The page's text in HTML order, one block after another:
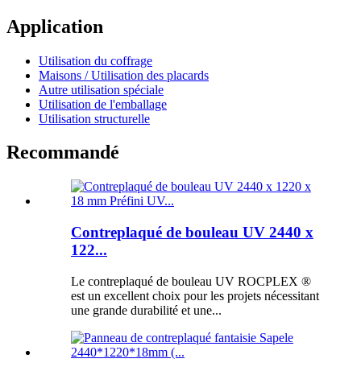
Application
Utilisation du coffrage
Maisons / Utilisation des placards
Autre utilisation spéciale
Utilisation de l'emballage
Utilisation structurelle
Recommandé
Contreplaqué de bouleau UV 2440 x
122...
Le contreplaqué de bouleau UV ROCPLEX ®
est un excellent choix pour les projets nécessitant
une grande durabilité et une...